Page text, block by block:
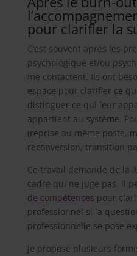
pour clarifier la
C’est souvent après les
psychologique et/ou
me contactent. Ils ont
espace pour clarifier ce
distinguer ce qui leur
appartient au système.
(reprise au même poste,
reconversion, transition
Ce travail demande de la
cadre qui ne juge pas. Il
de compétences pour
professionnel si la
professionnelle se pose
Je propose plusieurs